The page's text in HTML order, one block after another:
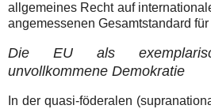
allgemeines Recht auf
angemessenen Gesamtstandard
Die EU als
unvollkommene Demokratie
In der quasi-föderalen